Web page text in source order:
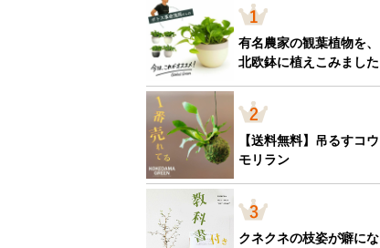
有名農家の観葉植物を、
北欧鉢に植えこみました
【送料無料】吊るすコウ
モリラン
クネクネの枝姿が癖にな